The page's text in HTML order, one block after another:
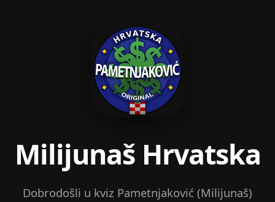
Milijunaš Hrvatska
Dobrodošli u kviz Pametnjaković (Milijunaš)